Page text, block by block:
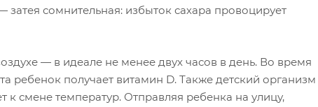
сомнительная: избыток сахара провоцирует
— в идеале не менее двух часов в день. Во время
ребенок получает витамин D. Также детский организм
к смене температур. Отправляя ребенка на улицу,